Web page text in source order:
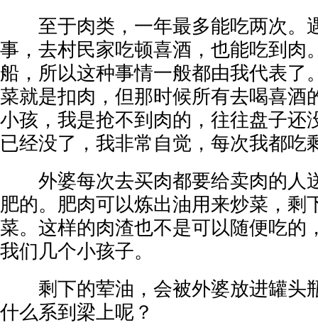
至于肉类，一年最多能吃两次。
事，去村民家吃顿喜酒，也能吃到肉
船，所以这种事情一般都由我代表了
菜就是扣肉，但那时候所有去喝喜酒
小孩，我是抢不到肉的，往往盘子还
已经没了，我非常自觉，每次我都吃
外婆每次去买肉都要给卖肉的人
肥的。肥肉可以炼出油用来炒菜，剩
菜。这样的肉渣也不是可以随便吃的
我们几个小孩子。
剩下的荤油，会被外婆放进罐头
什么系到梁上呢？